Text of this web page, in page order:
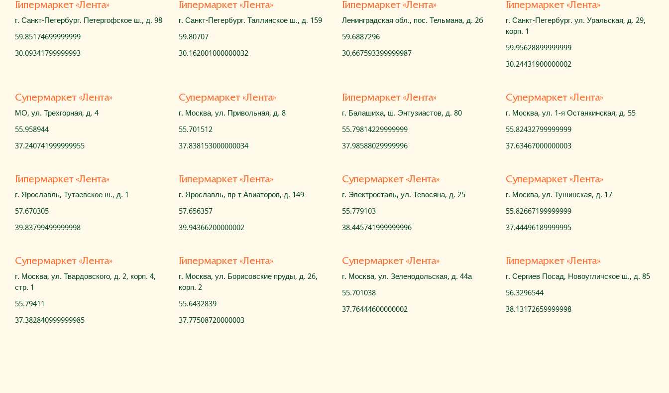
Гипермаркет «Лента»
г. Санкт-Петербург. Петергофское ш., д. 98
59.85174699999999
30.09341799999993
Гипермаркет «Лента»
г. Санкт-Петербург. Таллинское ш., д. 159
59.80707
30.162001000000032
Гипермаркет «Лента»
Ленинградская обл., пос. Тельмана, д. 2б
59.6887296
30.667593399999987
Гипермаркет «Лента»
г. Санкт-Петербург. ул. Уральская, д. 29,
корп. 1
59.95628899999999
30.24431900000002
Супермаркет «Лента»
МО, ул. Трехгорная, д. 4
55.958944
37.240741999999955
Cупермаркет «Лента»
г. Москва, ул. Привольная, д. 8
55.701512
37.838153000000034
Гипермаркет «Лента»
г. Балашиха, ш. Энтузиастов, д. 80
55.79814229999999
37.98588029999996
Cупермаркет «Лента»
г. Москва, ул. 1-я Останкинская, д. 55
55.82432799999999
37.63467000000003
Гипермаркет «Лента»
г. Ярославль, Тутаевское ш., д. 1
57.670305
39.83799499999998
Гипермаркет «Лента»
г. Ярославль, пр-т Авиаторов, д. 149
57.656357
39.94366200000002
Cупермаркет «Лента»
г. Электросталь, ул. Тевосяна, д. 25
55.779103
38.445741999999996
Cупермаркет «Лента»
г. Москва, ул. Тушинская, д. 17
55.82667199999999
37.44496189999995
Cупермаркет «Лента»
г. Москва, ул. Твардовского, д. 2, корп. 4,
стр. 1
55.79411
37.382840999999985
Гипермаркет «Лента»
г. Москва, ул. Борисовские пруды, д. 26,
корп. 2
55.6432839
37.77508720000003
Cупермаркет «Лента»
г. Москва, ул. Зеленодольская, д. 44а
55.701038
37.76444600000002
Гипермаркет «Лента»
г. Сергиев Посад, Новоугличское ш., д. 85
56.3296544
38.13172659999998